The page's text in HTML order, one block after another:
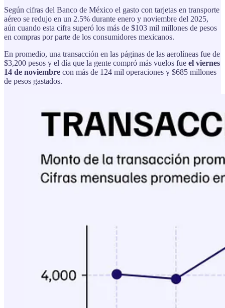
Según cifras del Banco de México el gasto con tarjetas en transporte
aéreo se redujo en un 2.5% durante enero y noviembre del 2025,
aún cuando esta cifra superó los más de $103 mil millones de pesos
en compras por parte de los consumidores mexicanos.
En promedio, una transacción en las páginas de las aerolíneas fue de
$3,200 pesos y el día que la gente compró más vuelos fue el viernes
14 de noviembre con más de 124 mil operaciones y $685 millones
de pesos gastados.